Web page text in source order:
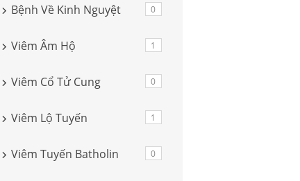
Bệnh Về Kinh Nguyệt 0
Viêm Âm Hộ 1
Viêm Cổ Tử Cung 0
Viêm Lộ Tuyến 1
Viêm Tuyến Batholin 0